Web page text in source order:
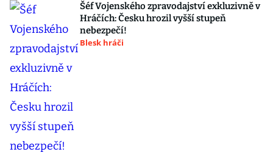
Šéf Vojenského zpravodajství exkluzivně v
Hráčích: Česku hrozil vyšší stupeň
nebezpečí!
Blesk hráči